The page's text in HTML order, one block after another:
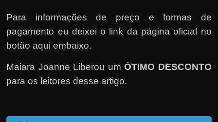
Para informações de preço e formas de
pagamento eu deixei o link da página oficial no
botão aqui embaixo.
Maiara Joanne Liberou umÓTIMO DESCONTO
para os leitores desse artigo.